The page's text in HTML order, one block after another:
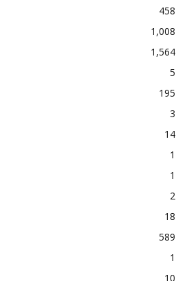
458
1,008
1,564
5
195
3
14
1
1
2
18
589
1
10